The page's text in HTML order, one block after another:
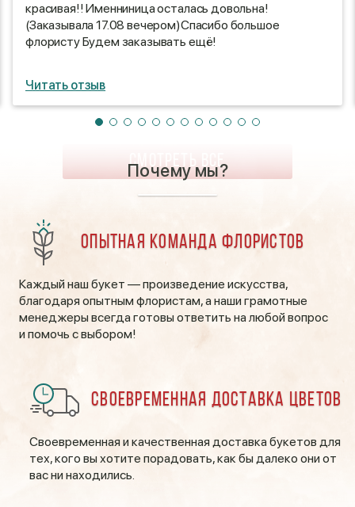
красивая!! Именниница осталась довольна!
(Заказывала 17.08 вечером)Спасибо большое
флористу Будем заказывать ещё!
Читать отзыв
СМОТРЕТЬ ВСЕ
Почему мы?
Опытная команда флористов
Каждый наш букет — произведение искусства,
благодаря опытным флористам, а наши грамотные
менеджеры всегда готовы ответить на любой вопрос
и помочь с выбором!
Своевременная доставка цветов
Своевременная и качественная доставка букетов для
тех, кого вы хотите порадовать, как бы далеко они от
вас ни находились.